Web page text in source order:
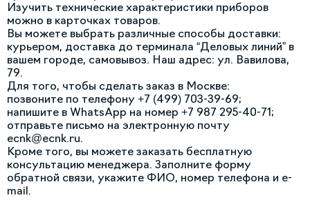
Изучить технические характеристики приборов
можно в карточках товаров.
Вы можете выбрать различные способы доставки:
курьером, доставка до терминала “Деловых линий” в
вашем городе, самовывоз. Наш адрес: ул. Вавилова,
79.
Для того, чтобы сделать заказ в Москве:
позвоните по телефону +7 (499) 703-39-69;
напишите в WhatsApp на номер +7 987 295-40-71;
отправьте письмо на электронную почту
ecnk@ecnk.ru.
Кроме того, вы можете заказать бесплатную
консультацию менеджера. Заполните форму
обратной связи, укажите ФИО, номер телефона и e-
mail.